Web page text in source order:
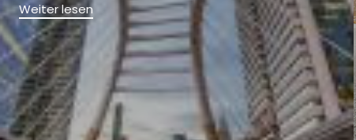
Weiter lesen